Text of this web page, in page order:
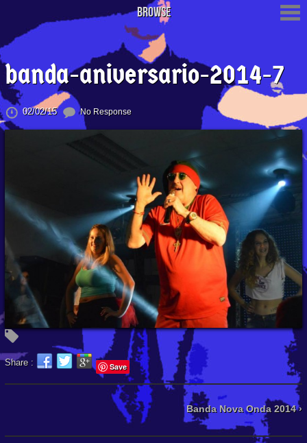
Browse
banda-aniversario-2014-7
02/02/15 No Response
Share : Save
Banda Nova Onda 2014 ›